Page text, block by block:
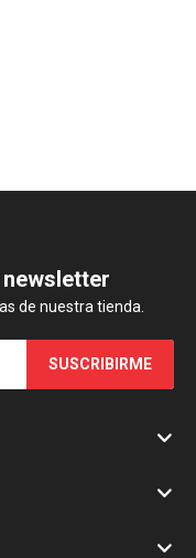
de nuestra tienda.
SUSCRIBIRME